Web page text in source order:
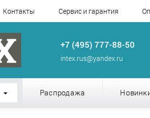
Контакты Сервис и гарантия
+7 (495) 777-88-50
intex.rus@yandex.ru
Распродажа